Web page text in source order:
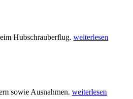
Hubschrauberflug. weiterlesen
sowie Ausnahmen. weiterlesen